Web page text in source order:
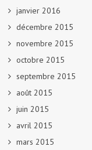
janvier 2016
décembre 2015
novembre 2015
octobre 2015
septembre 2015
août 2015
juin 2015
avril 2015
mars 2015